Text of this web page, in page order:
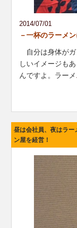
2014/07/01
－一杯のラーメ
自分は身体がガ
しいイメージも
んですよ。ラーメ
昼は会社員、夜はラー
ン屋を経営！